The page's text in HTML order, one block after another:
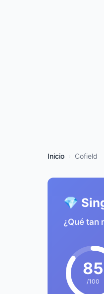
Inicio Cofield
💎
¿Qué tan
85
/100